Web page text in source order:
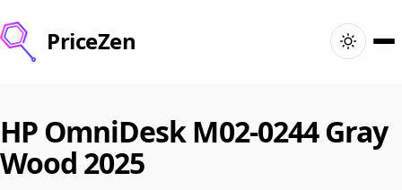
PriceZen
検索
HP OmniDesk M02-0244 Gray
Wood 2025